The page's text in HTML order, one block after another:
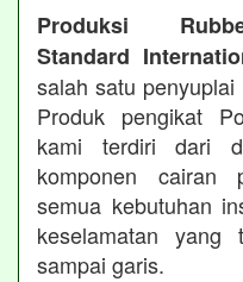
Produksi
Standard
salah satu
Produk pengikat
kami terdiri dari
komponen cairan
semua kebutuhan
keselamatan
sampai garis.